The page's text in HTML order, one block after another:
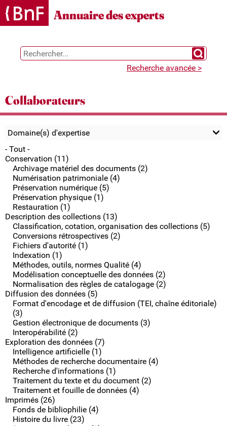
Gestion des cookies
Annuaire des experts
Chercher
Recherche avancée >
Collaborateurs
Domaine(s) d'expertise
- Tout -
Conservation (11)
Archivage matériel des documents (2)
Numérisation patrimoniale (4)
Préservation numérique (5)
Préservation physique (1)
Restauration (1)
Description des collections (13)
Classification, cotation, organisation des collections (5)
Conversions rétrospectives (2)
Fichiers d'autorité (1)
Indexation (1)
Méthodes, outils, normes Qualité (4)
Modélisation conceptuelle des données (2)
Normalisation des règles de catalogage (2)
Diffusion des données (5)
Format d'encodage et de diffusion (TEI, chaîne éditoriale)
(3)
Gestion électronique de documents (3)
Interopérabilité (2)
Exploration des données (7)
Intelligence artificielle (1)
Méthodes de recherche documentaire (4)
Recherche d'informations (1)
Traitement du texte et du document (2)
Traitement et fouille de données (4)
Imprimés (26)
Fonds de bibliophilie (4)
Histoire du livre (23)